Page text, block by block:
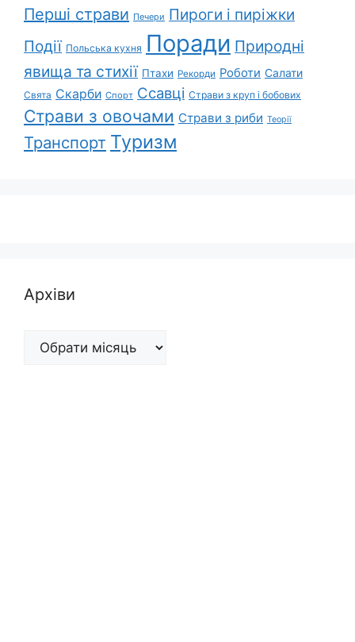
Перші страви Печери Пироги і пиріжки
Події Польська кухня Поради Природні
явища та стихії Птахи Рекорди Роботи Салати
Свята Скарби Спорт Ссавці Страви з круп і бобових
Страви з овочами Страви з риби Теорії
Транспорт Туризм
Архіви
Архіви